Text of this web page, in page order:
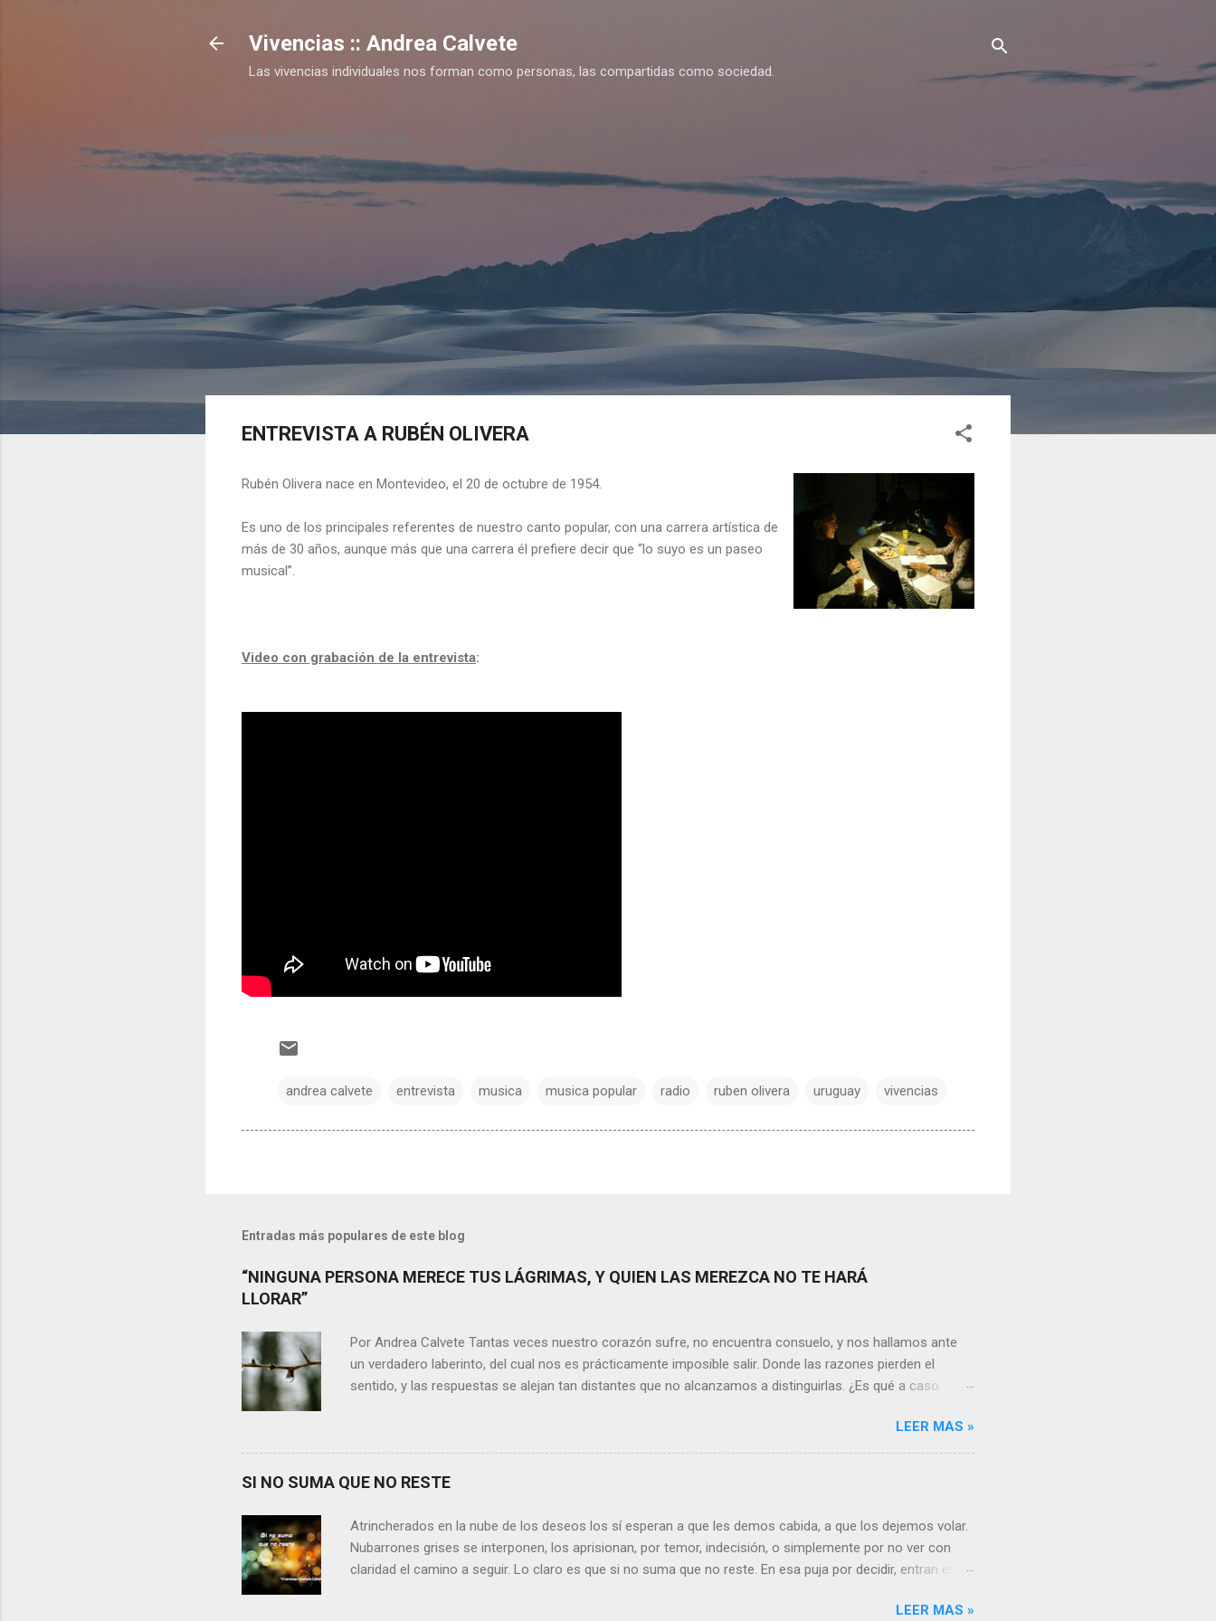
Vivencias :: Andrea Calvete
Las vivencias individuales nos forman como personas, las compartidas como sociedad.
ENTREVISTA A RUBÉN OLIVERA
Rubén Olivera nace en Montevideo, el 20 de octubre de 1954.
Es uno de los principales referentes de nuestro canto popular, con una carrera artística de
más de 30 años, aunque más que una carrera él prefiere decir que “lo suyo es un paseo
musical”.
Video con grabación de la entrevista:
andrea calvete entrevista musica musica popular radio ruben olivera uruguay vivencias
Entradas más populares de este blog
“NINGUNA PERSONA MERECE TUS LÁGRIMAS, Y QUIEN LAS MEREZCA NO TE HARÁ
LLORAR”
Por Andrea Calvete Tantas veces nuestro corazón sufre, no encuentra consuelo, y nos hallamos ante
un verdadero laberinto, del cual nos es prácticamente imposible salir. Donde las razones pierden el
sentido, y las respuestas se alejan tan distantes que no alcanzamos a distinguirlas. ¿Es qué a caso
conteste rápidamente que sí a esta pregunta. Por otra parte, si nos ponemos a pensar en algún
momento de la vida todos hemos sufrido por causa de una persona. Entonces ¿cómo encarar el dolor?
Si reflexionamos sobre la frase de Gabriel García Márquez que dice que “ninguna persona merece tus
somos, y es posible que su mirada nos realce, pues los ojos del amor tienen esa virtud de embellecer...
LEER MAS »
SI NO SUMA QUE NO RESTE
Atrincherados en la nube de los deseos los sí esperan a que les demos cabida, a que los dejemos volar.
Nubarrones grises se interponen, los aprisionan, por temor, indecisión, o simplemente por no ver con
claridad el camino a seguir. Lo claro es que si no suma que no reste. En esa puja por decidir, entran en
preguntarnos si agregan algo , si aportan de alguna forma a nuestro día a día, y lo más importante es
LEER MAS »